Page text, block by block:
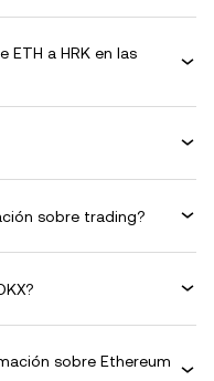
a HRK en las
sobre trading?
sobre Ethereum